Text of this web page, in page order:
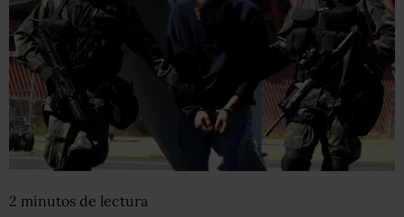
2 minutos de lectura